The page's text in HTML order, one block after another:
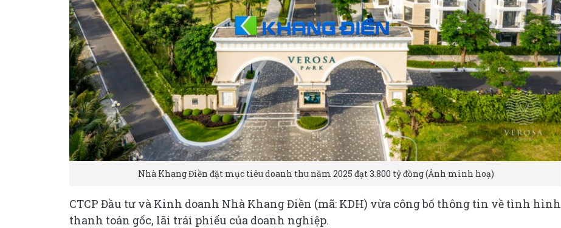
Nhà Khang Điền đặt mục tiêu doanh thu năm 2025 đạt 3.800 tỷ đồng (Ảnh minh hoạ)
CTCP Đầu tư và Kinh doanh Nhà Khang Điền (mã: KDH) vừa công bố thông tin về tình hình
thanh toán gốc, lãi trái phiếu của doanh nghiệp.